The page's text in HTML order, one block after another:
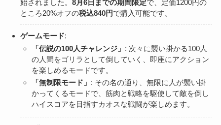
始されました。 8月6日までの期間限定で、定価1200円の
ところ20%オフの税込840円で購入可能です。
ゲームモード:
「伝説の100人チャレンジ」 : 次々に襲い掛かる100人
の人間をゴリラとして倒していく、即座にアクション
を楽しめるモードです。
「無制限モード」 : その名の通り、無限に人が襲い掛
かってくるモードで、筋肉と戦略を駆使して敵を倒し
ハイスコアを目指すカオスな戦闘が楽しめます。